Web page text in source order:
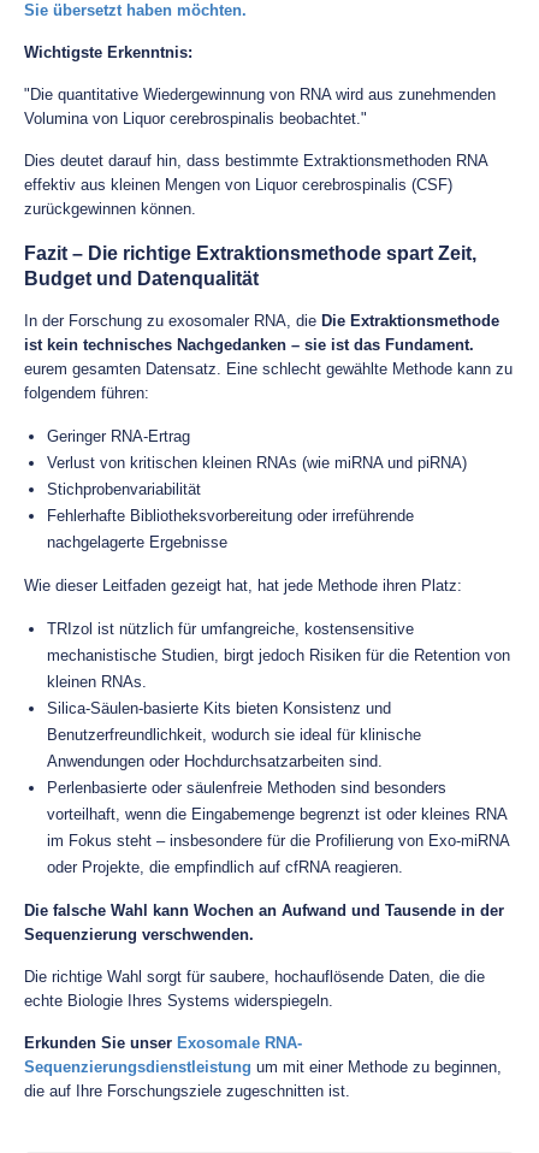
Sie übersetzt haben möchten.
Wichtigste Erkenntnis:
"Die quantitative Wiedergewinnung von RNA wird aus zunehmenden
Volumina von Liquor cerebrospinalis beobachtet."
Dies deutet darauf hin, dass bestimmte Extraktionsmethoden RNA
effektiv aus kleinen Mengen von Liquor cerebrospinalis (CSF)
zurückgewinnen können.
Fazit – Die richtige Extraktionsmethode spart Zeit,
Budget und Datenqualität
In der Forschung zu exosomaler RNA, die Die Extraktionsmethode
ist kein technisches Nachgedanken – sie ist das Fundament.
eurem gesamten Datensatz. Eine schlecht gewählte Methode kann zu
folgendem führen:
Geringer RNA-Ertrag
Verlust von kritischen kleinen RNAs (wie miRNA und piRNA)
Stichprobenvariabilität
Fehlerhafte Bibliotheksvorbereitung oder irreführende
nachgelagerte Ergebnisse
Wie dieser Leitfaden gezeigt hat, hat jede Methode ihren Platz:
TRIzol ist nützlich für umfangreiche, kostensensitive
mechanistische Studien, birgt jedoch Risiken für die Retention von
kleinen RNAs.
Silica-Säulen-basierte Kits bieten Konsistenz und
Benutzerfreundlichkeit, wodurch sie ideal für klinische
Anwendungen oder Hochdurchsatzarbeiten sind.
Perlenbasierte oder säulenfreie Methoden sind besonders
vorteilhaft, wenn die Eingabemenge begrenzt ist oder kleines RNA
im Fokus steht – insbesondere für die Profilierung von Exo-miRNA
oder Projekte, die empfindlich auf cfRNA reagieren.
Die falsche Wahl kann Wochen an Aufwand und Tausende in der
Sequenzierung verschwenden.
Die richtige Wahl sorgt für saubere, hochauflösende Daten, die die
echte Biologie Ihres Systems widerspiegeln.
Erkunden Sie unser Exosomale RNA-
Sequenzierungsdienstleistung um mit einer Methode zu beginnen,
die auf Ihre Forschungsziele zugeschnitten ist.